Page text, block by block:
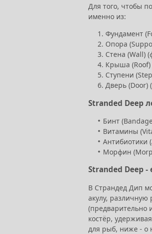
Для того, чтобы
именно из:
Фундамент
Опора
Стена (Wall)
Крыша (Roof)
Ступени
Дверь (Door)
Stranded Deep
Бинт
Витамины
Антибиотики
Морфин
Stranded Deep -
В Страндед Дип
акулу, различную
(предварительно
костёр,
для рыб, ниже - о